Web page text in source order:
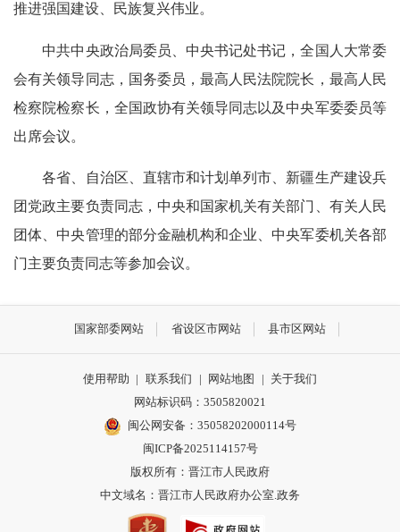
推进强国建设、民族复兴伟业。
中共中央政治局委员、中央书记处书记，全国人大常委
会有关领导同志，国务委员，最高人民法院院长，最高人民
检察院检察长，全国政协有关领导同志以及中央军委委员等
出席会议。
各省、自治区、直辖市和计划单列市、新疆生产建设兵
团党政主要负责同志，中央和国家机关有关部门、有关人民
团体、中央管理的部分金融机构和企业、中央军委机关各部
门主要负责同志等参加会议。
国家部委网站 省设区市网站 县市区网站
使用帮助 | 联系我们 | 网站地图 | 关于我们
网站标识码：3505820021
闽公网安备：35058202000114号
闽ICP备2025114157号
版权所有：晋江市人民政府
中文域名：晋江市人民政府办公室.政务